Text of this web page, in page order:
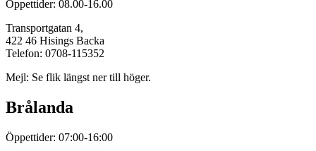
Öppettider: 08.00-16.00
Transportgatan 4,
422 46 Hisings Backa
Telefon: 0708-115352
Mejl: Se flik längst ner till höger.
Brålanda
Öppettider: 07:00-16:00